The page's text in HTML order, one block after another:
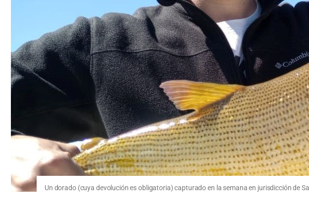
Un dorado (cuya devolución es obligatoria) capturado en la semana en jurisdicción de